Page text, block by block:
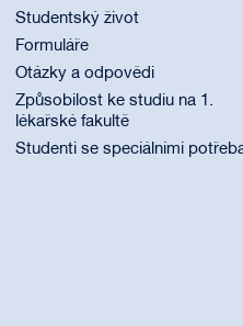
Studentský život
Formuláře
Otázky a odpovědi
Způsobilost ke studiu na 1.
lékařské fakultě
Studenti se speciálními